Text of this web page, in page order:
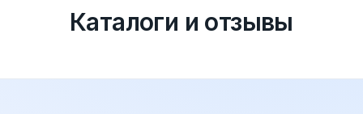
Каталоги и отзывы